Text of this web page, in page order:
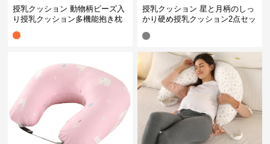
授乳クッション 動物柄ビーズ入
り授乳クッション多機能抱き枕
授乳クッション 星と月柄のしっ
かり硬め授乳クッション2点セッ